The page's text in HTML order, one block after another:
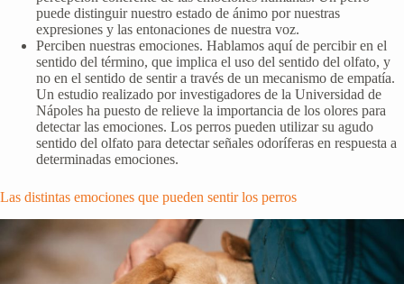
puede distinguir nuestro estado de ánimo por nuestras
expresiones y las entonaciones de nuestra voz.
Perciben nuestras emociones. Hablamos aquí de percibir en el
sentido del término, que implica el uso del sentido del olfato, y
no en el sentido de sentir a través de un mecanismo de empatía.
Un estudio realizado por investigadores de la Universidad de
Nápoles ha puesto de relieve la importancia de los olores para
detectar las emociones. Los perros pueden utilizar su agudo
sentido del olfato para detectar señales odoríferas en respuesta a
determinadas emociones.
Las distintas emociones que pueden sentir los perros